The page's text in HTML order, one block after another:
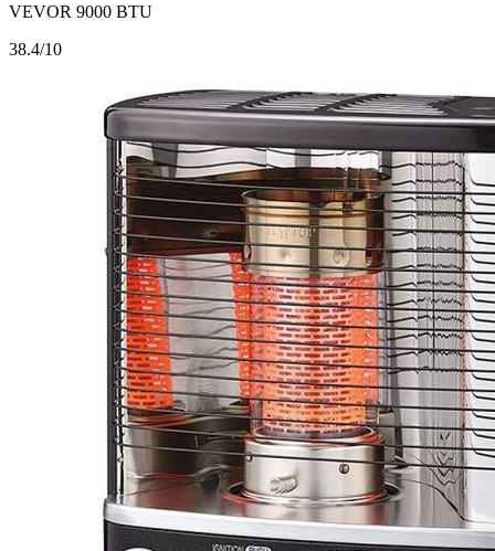
VEVOR 9000 BTU
38.4/10